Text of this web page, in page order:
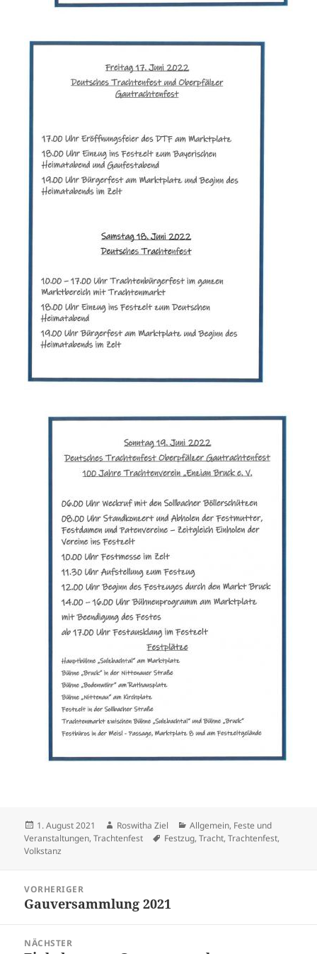
Veröffentlicht
am
1. August 2021 Autor
Roswitha Ziel Kategorien
Allgemein, Feste und
Veranstaltungen,Trachtenfest Schlagwörter
Festzug,Tracht,Trachtenfest,
Volkstanz
VORHERIGER
Vorheriger
Gauversammlung 2021
NÄCHSTER